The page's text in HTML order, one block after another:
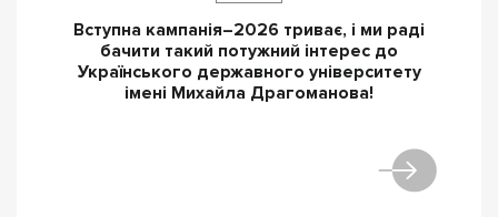
Вступна кампанія–2026 триває, і ми раді
бачити такий потужний інтерес до
Українського державного університету
імені Михайла Драгоманова!